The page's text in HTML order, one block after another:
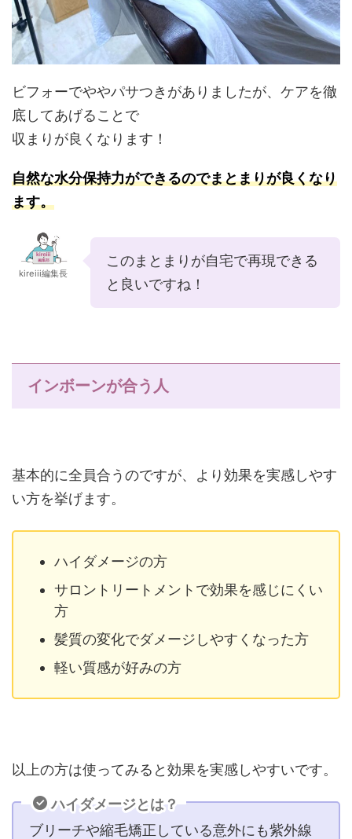
ビフォーでややパサつきがありましたが、ケアを徹
底してあげることで
収まりが良くなります！
自然な水分保持力ができるのでまとまりが良くなり
ます。
kireiii編集長
このまとまりが自宅で再現できる
と良いですね！
インボーンが合う人
基本的に全員合うのですが、より効果を実感しやす
い方を挙げます。
ハイダメージの方
サロントリートメントで効果を感じにくい
方
髪質の変化でダメージしやすくなった方
軽い質感が好みの方
以上の方は使ってみると効果を実感しやすいです。
ハイダメージとは？
ブリーチや縮毛矯正している意外にも紫外線